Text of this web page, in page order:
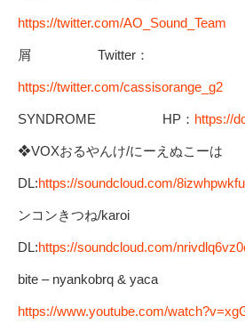
https://twitter.com/AO_Sound_Team
屑 Twitter：
https://twitter.com/cassisorange_g2
SYNDROME HP： https://
❖VOXおるやんけ/にーえぬ
DL:https://soundcloud.com/
ンコンきつね/karoi
DL:https://soundcloud.com/
bite – nyankobrq & yaca
https://www.youtube.com/